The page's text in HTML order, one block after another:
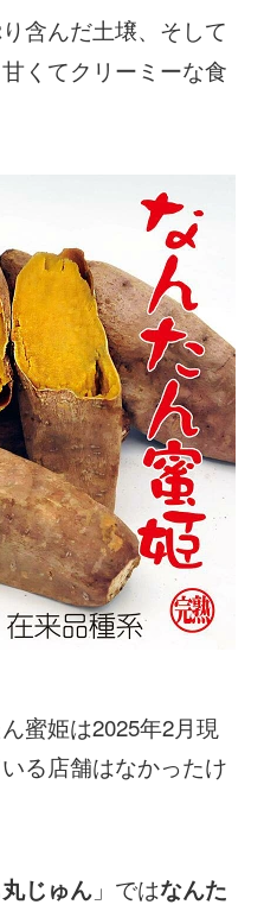
含んだ土壌、そして
くてクリーミーな食
蜜姫は2025年2月現
る店舗はなかったけ
じゅん」ではなんた